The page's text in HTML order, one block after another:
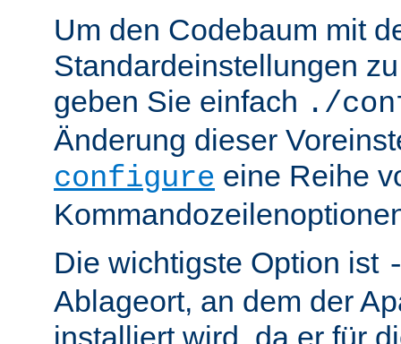
Um den Codebaum mit
Standardeinstellungen
geben Sie einfach ./
Änderung dieser
configure eine Reihe
Die wichtigste Option ist
Ablageort, an dem der
installiert wird, da er für